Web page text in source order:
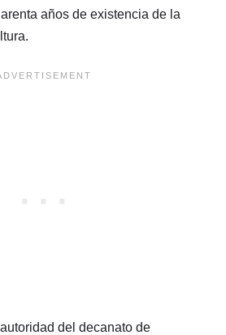
años de existencia de la
del decanato de